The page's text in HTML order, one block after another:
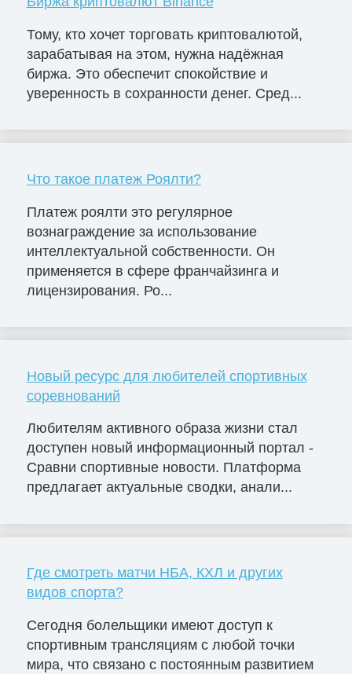
Тому, кто хочет торговать криптовалютой,
зарабатывая на этом, нужна надёжная
биржа. Это обеспечит спокойствие и
уверенность в сохранности денег. Сред...
Что такое платеж Роялти?
Платеж роялти это регулярное
вознаграждение за использование
интеллектуальной собственности. Он
применяется в сфере франчайзинга и
лицензирования. Ро...
Новый ресурс для любителей спортивных
соревнований
Любителям активного образа жизни стал
доступен новый информационный портал -
Сравни спортивные новости. Платформа
предлагает актуальные сводки, анали...
Где смотреть матчи НБА, КХЛ и других
видов спорта?
Сегодня болельщики имеют доступ к
спортивным трансляциям с любой точки
мира, что связано с постоянным развитием